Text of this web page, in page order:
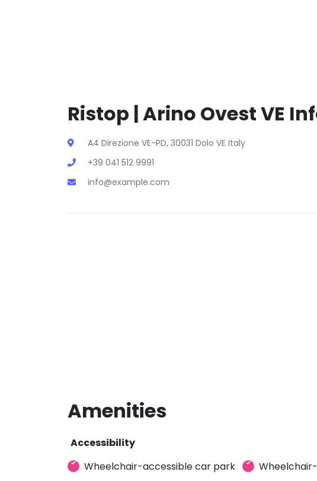
Ristop | Arino Ovest VE
A4 Direzione VE-PD, 30031 Dolo VE Italy
+39 041 512 9991
info@example.com
Amenities
Accessibility
Wheelchair-accessible car park